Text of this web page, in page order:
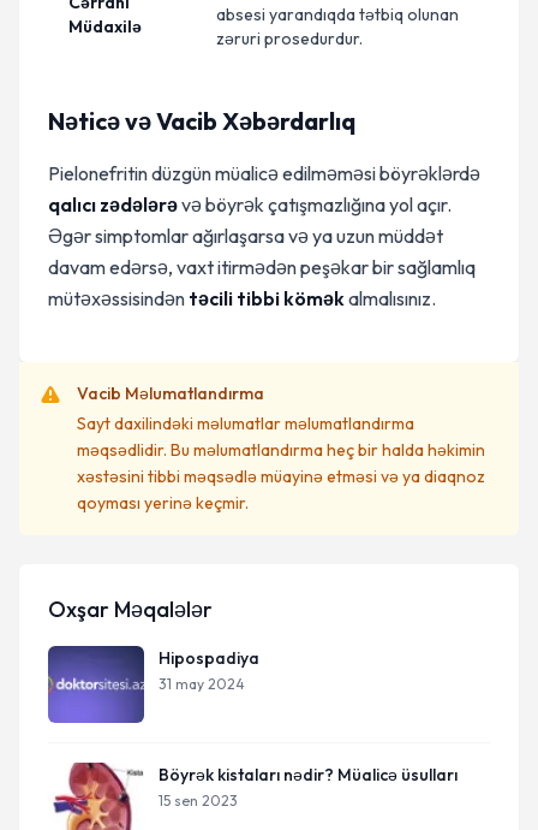
Müdaxilə
absesi yarandıqda tətbiq olunan
zəruri prosedurdur.
Nəticə və Vacib Xəbərdarlıq
Pielonefritin düzgün müalicə edilməməsi böyrəklərdə
qalıcı zədələrəvə böyrək çatışmazlığına yol açır.
Əgər simptomlar ağırlaşarsa və ya uzun müddət
davam edərsə, vaxt itirmədən peşəkar bir sağlamlıq
mütəxəssisindən təcili tibbi köməkalmalısınız.
Vacib Məlumatlandırma
Sayt daxilindəki məlumatlar məlumatlandırma
məqsədlidir. Bu məlumatlandırma heç bir halda həkimin
xəstəsini tibbi məqsədlə müayinə etməsi və ya diaqnoz
qoyması yerinə keçmir.
Oxşar Məqalələr
Hipospadiya
31 may 2024
Böyrək kistaları nədir? Müalicə üsulları
15 sen 2023